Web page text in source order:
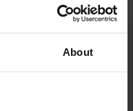
About